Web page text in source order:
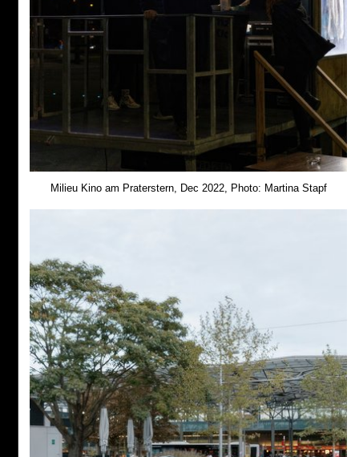
Milieu Kino am Praterstern, Dec 2022, Photo: Martina Stapf